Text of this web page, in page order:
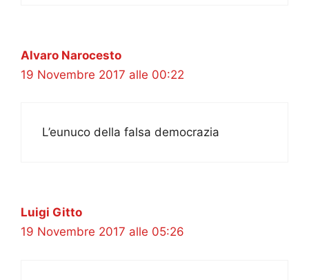
Alvaro Narocesto
19 Novembre 2017 alle 00:22
L’eunuco della falsa democrazia
Luigi Gitto
19 Novembre 2017 alle 05:26